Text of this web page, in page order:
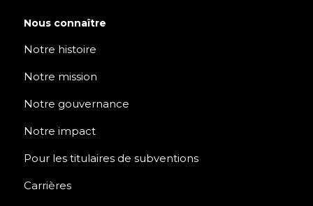
Nous connaître
Notre histoire
Notre mission
Notre gouvernance
Notre impact
Pour les titulaires de subventions
Carrières